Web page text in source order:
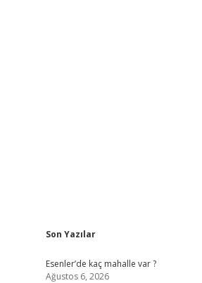
Sidebar
Son Yazılar
Esenler’de kaç mahalle var ?
Ağustos 6, 2026
hiltonbetilbet giriş yap